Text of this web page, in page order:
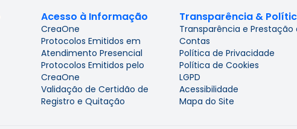
Acesso à Informação
CreaOne
Protocolos Emitidos em
Atendimento Presencial
Protocolos Emitidos pelo
CreaOne
Validação de Certidão de
Registro e Quitação
Transparência &
Transparência e Prestação
Contas
Política de Privacidade
Política de Cookies
LGPD
Acessibilidade
Mapa do Site